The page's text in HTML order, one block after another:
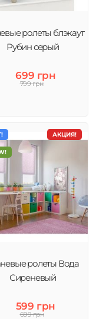
ролеты блэкаут
Рубин серый
699 грн
799 грн
АКЦИЯ!
ролеты Вода
Сиреневый
599 грн
699 грн